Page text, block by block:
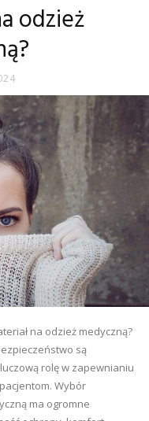
odzież
na odzież medyczną?
są
rolę w zapewnianiu
Wybór
ma ogromne